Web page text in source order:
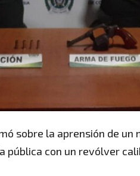
sobre la aprensión de un
pública con un revólver